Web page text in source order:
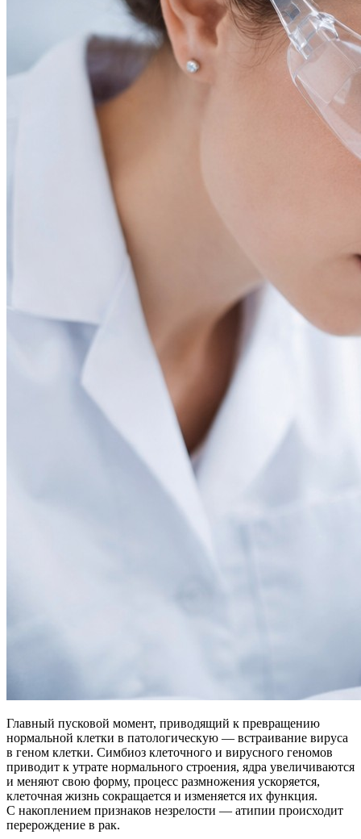
Главный пусковой момент, приводящий к превращению
нормальной клетки в патологическую — встраивание вируса
в геном клетки. Симбиоз клеточного и вирусного геномов
приводит к утрате нормального строения, ядра увеличиваются
и меняют свою форму, процесс размножения ускоряется,
клеточная жизнь сокращается и изменяется их функция.
С накоплением признаков незрелости — атипии происходит
перерождение в рак.